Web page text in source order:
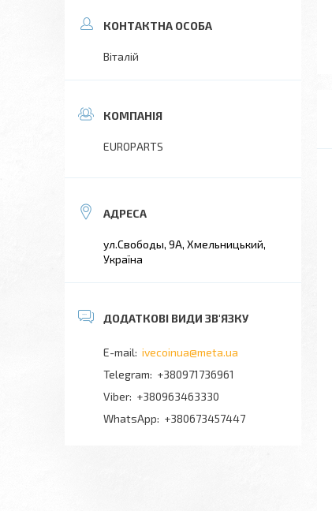
Віталій
EUROPARTS
ул.Свободы, 9А, Хмельницький,
Україна
ivecoinua@meta.ua
+380971736961
+380963463330
+380673457447